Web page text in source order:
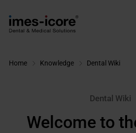
Home Knowledge Dental Wiki
Dental Wiki
Welcome to